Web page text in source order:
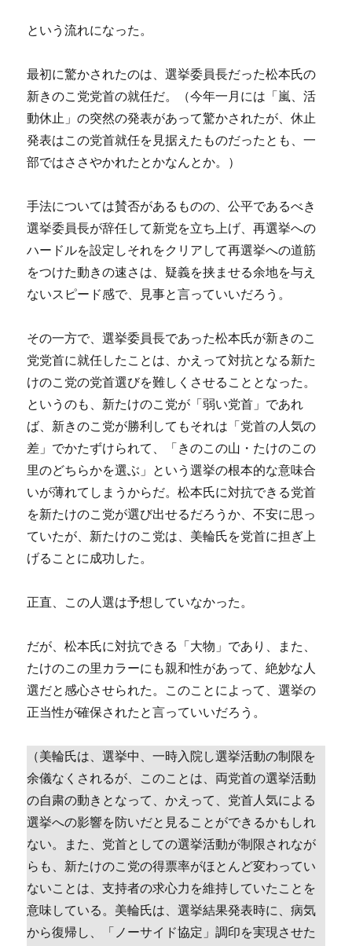
という流れになった。
最初に驚かされたのは、選挙委員長だった松本氏の
新きのこ党党首の就任だ。（今年一月には「嵐、活
動休止」の突然の発表があって驚かされたが、休止
発表はこの党首就任を見据えたものだったとも、一
部ではささやかれたとかなんとか。）
手法については賛否があるものの、公平であるべき
選挙委員長が辞任して新党を立ち上げ、再選挙への
ハードルを設定しそれをクリアして再選挙への道筋
をつけた動きの速さは、疑義を挟ませる余地を与え
ないスピード感で、見事と言っていいだろう。
その一方で、選挙委員長であった松本氏が新きのこ
党党首に就任したことは、かえって対抗となる新た
けのこ党の党首選びを難しくさせることとなった。
というのも、新たけのこ党が「弱い党首」であれ
ば、新きのこ党が勝利してもそれは「党首の人気の
差」でかたずけられて、「きのこの山・たけのこの
里のどちらかを選ぶ」という選挙の根本的な意味合
いが薄れてしまうからだ。松本氏に対抗できる党首
を新たけのこ党が選び出せるだろうか、不安に思っ
ていたが、新たけのこ党は、美輪氏を党首に担ぎ上
げることに成功した。
正直、この人選は予想していなかった。
だが、松本氏に対抗できる「大物」であり、また、
たけのこの里カラーにも親和性があって、絶妙な人
選だと感心させられた。このことによって、選挙の
正当性が確保されたと言っていいだろう。
（美輪氏は、選挙中、一時入院し選挙活動の制限を
余儀なくされるが、このことは、両党首の選挙活動
の自粛の動きとなって、かえって、党首人気による
選挙への影響を防いだと見ることができるかもしれ
ない。また、党首としての選挙活動が制限されなが
らも、新たけのこ党の得票率がほとんど変わってい
ないことは、支持者の求心力を維持していたことを
意味している。美輪氏は、選挙結果発表時に、病気
から復帰し、「ノーサイド協定」調印を実現させた